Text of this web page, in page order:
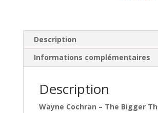
Description
Informations complémentaires
Description
Wayne Cochran – The Bigger